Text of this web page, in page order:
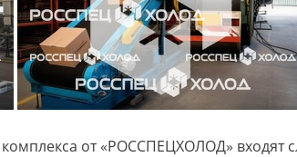
от «РОССПЕЦХОЛОД» входят